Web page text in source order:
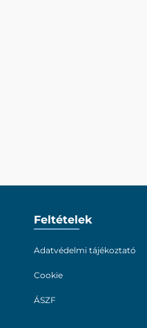
Feltételek
Adatvédelmi tájékoztató
Cookie
ÁSZF